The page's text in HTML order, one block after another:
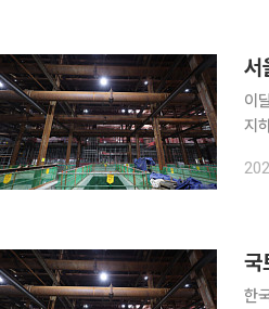
서
이달
지
과
국
한국